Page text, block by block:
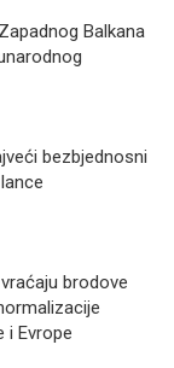
Balkana
bezbjednosni
brodove
i Evrope